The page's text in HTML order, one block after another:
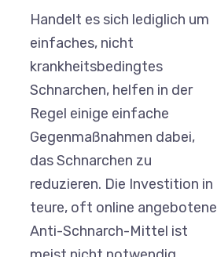
Handelt es sich lediglich um
einfaches, nicht
krankheitsbedingtes
Schnarchen, helfen in der
Regel einige einfache
Gegenmaßnahmen dabei,
das Schnarchen zu
reduzieren. Die Investition in
teure, oft online angebotene
Anti-Schnarch-Mittel ist